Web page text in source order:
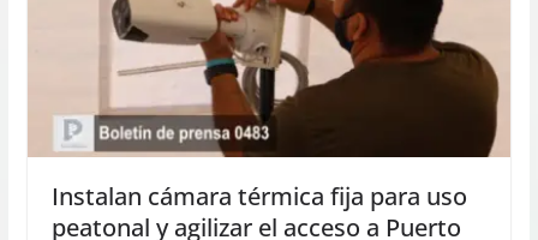
Instalan cámara térmica fija para uso
peatonal y agilizar el acceso a Puerto